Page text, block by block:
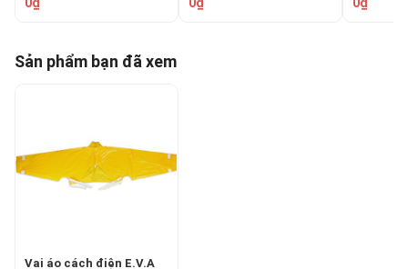
Sản phẩm bạn đã xem
Vai áo cách điện E.V.A